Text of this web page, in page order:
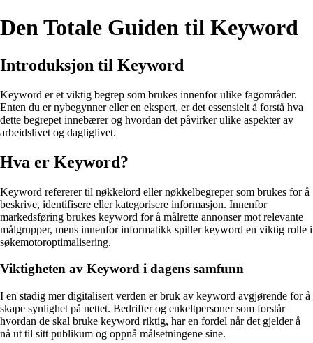
Den Totale Guiden til Keyword
Introduksjon til Keyword
Keyword er et viktig begrep som brukes innenfor ulike fagområder.
Enten du er nybegynner eller en ekspert, er det essensielt å forstå hva
dette begrepet innebærer og hvordan det påvirker ulike aspekter av
arbeidslivet og dagliglivet.
Hva er Keyword?
Keyword refererer til nøkkelord eller nøkkelbegreper som brukes for å
beskrive, identifisere eller kategorisere informasjon. Innenfor
markedsføring brukes keyword for å målrette annonser mot relevante
målgrupper, mens innenfor informatikk spiller keyword en viktig rolle i
søkemotoroptimalisering.
Viktigheten av Keyword i dagens samfunn
I en stadig mer digitalisert verden er bruk av keyword avgjørende for å
skape synlighet på nettet. Bedrifter og enkeltpersoner som forstår
hvordan de skal bruke keyword riktig, har en fordel når det gjelder å
nå ut til sitt publikum og oppnå målsetningene sine.